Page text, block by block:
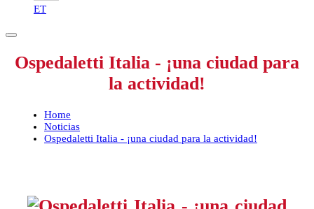
ET
Ospedaletti Italia - ¡una ciudad para
la actividad!
Home
Noticias
Ospedaletti Italia - ¡una ciudad para la actividad!